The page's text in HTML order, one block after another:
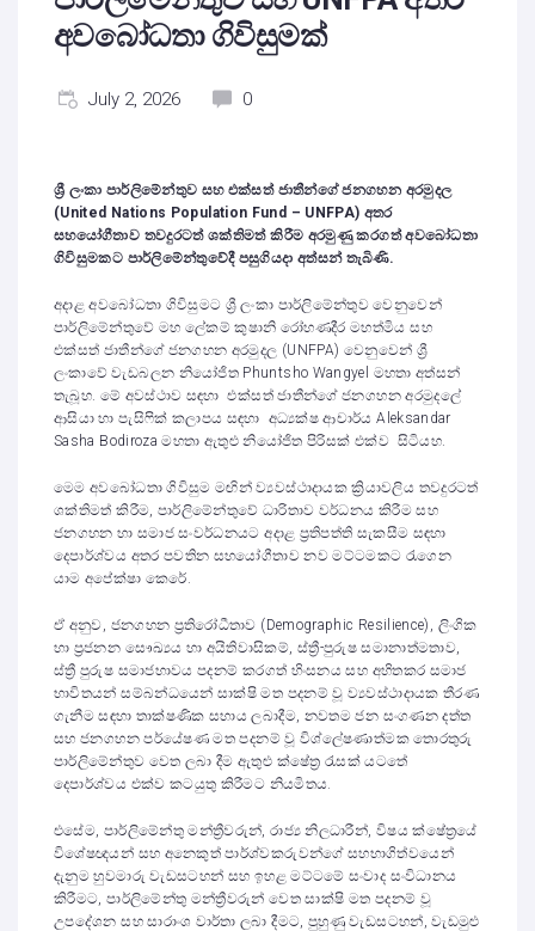
අවබෝධතා ගිවිසුමක්
July 2, 2026 0
ශ්‍රී ලංකා පාර්ලිමේන්තුව සහ එක්සත් ජාතීන්ගේ ජනගහන අරමුදල
(United Nations Population Fund – UNFPA) අතර
සහයෝගීතාව තවදුරටත් ශක්තිමත් කිරීම අරමුණු කරගත් අවබෝධතා
ගිවිසුමකට පාර්ලිමේන්තුවේදී පසුගියදා අත්සන් තැබිණි.
අදාළ අවබෝධතා ගිවිසුමට ශ්‍රී ලංකා පාර්ලිමේන්තුව වෙනුවෙන්
පාර්ලිමේන්තුවේ මහ ලේකම් කුෂානි රෝහණදීර මහත්මිය සහ
එක්සත් ජාතීන්ගේ ජනගහන අරමුදල (UNFPA) වෙනුවෙන් ශ්‍රී
ලංකාවේ වැඩබලන නියෝජිත Phuntsho Wangyel මහතා අත්සන්
තැබූහ. මේ අවස්ථාව සඳහා එක්සත් ජාතීන්ගේ ජනගහන අරමුදලේ
ආසියා හා පැසිෆික් කලාපය සඳහා අධ්‍යක්ෂ ආචාර්ය Aleksandar
Sasha Bodiroza මහතා ඇතුළු නියෝජිත පිරිසක් එක්ව සිටියහ.
මෙම අවබෝධතා ගිවිසුම මඟින් ව්‍යවස්ථාදායක ක්‍රියාවලිය තවදුරටත්
ශක්තිමත් කිරීම, පාර්ලිමේන්තුවේ ධාරිතාව වර්ධනය කිරීම සහ
ජනගහන හා සමාජ සංවර්ධනයට අදාළ ප්‍රතිපත්ති සැකසීම සඳහා
දෙපාර්ශ්වය අතර පවතින සහයෝගීතාව නව මට්ටමකට රැගෙන
යාම අපේක්ෂා කෙරේ.
ඒ අනුව, ජනගහන ප්‍රතිරෝධීතාව (Demographic Resilience), ලිංගික
හා ප්‍රජනන සෞඛ්‍යය හා අයිතිවාසිකම්, ස්ත්‍රී-පුරුෂ සමානාත්මතාව,
ස්ත්‍රී පුරුෂ සමාජභාවය පදනම් කරගත් හිංසනය සහ අහිතකර සමාජ
භාවිතයන් සම්බන්ධයෙන් සාක්ෂි මත පදනම් වූ ව්‍යවස්ථාදායක තීරණ
ගැනීම සඳහා තාක්ෂණික සහාය ලබාදීම, නවතම ජන සංගණන දත්ත
සහ ජනගහන පර්යේෂණ මත පදනම් වූ විශ්ලේෂණාත්මක තොරතුරු
පාර්ලිමේන්තුව වෙත ලබා දීම ඇතුළු ක්ෂේත්‍ර රැසක් යටතේ
දෙපාර්ශ්වය එක්ව කටයුතු කිරීමට නියමිතය.
එසේම, පාර්ලිමේන්තු මන්ත්‍රීවරුන්, රාජ්‍ය නිලධාරීන්, විෂය ක්ෂේත්‍රයේ
විශේෂඥයන් සහ අනෙකුත් පාර්ශ්වකරුවන්ගේ සහභාගිත්වයෙන්
දැනුම හුවමාරු වැඩසටහන් සහ ඉහළ මට්ටමේ සංවාද සංවිධානය
කිරීමට, පාර්ලිමේන්තු මන්ත්‍රීවරුන් වෙත සාක්ෂි මත පදනම් වූ
උපදේශන සහ සාරාංශ වාර්තා ලබා දීමට, පුහුණු වැඩසටහන්, වැඩමුළු